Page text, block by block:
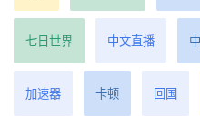
七日世界 中文直播
加速器 卡顿 回国